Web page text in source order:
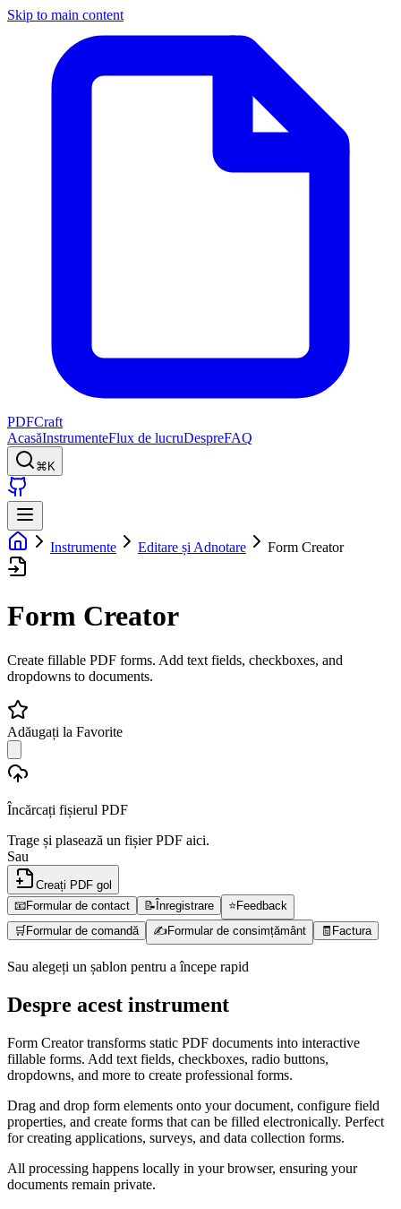
Skip to main content
PDFCraft
AcasăInstrumenteFlux de lucruDespreFAQ
⌘K
Instrumente Editare și Adnotare Form Creator
Form Creator
Create fillable PDF forms. Add text fields, checkboxes, and
dropdowns to documents.
Adăugați la Favorite
Încărcați fișierul PDF
Trage și plasează un fișier PDF aici.
Sau
Creați PDF gol
📧Formular de contact 📝 Înregistrare ⭐Feedback
🛒 Formular de comandă ✍️Formular de consimțământ 🧾 Factura
Sau alegeți un șablon pentru a începe rapid
Despre acest instrument
Form Creator transforms static PDF documents into interactive
fillable forms. Add text fields, checkboxes, radio buttons,
dropdowns, and more to create professional forms.
Drag and drop form elements onto your document, configure field
properties, and create forms that can be filled electronically. Perfect
for creating applications, surveys, and data collection forms.
All processing happens locally in your browser, ensuring your
documents remain private.